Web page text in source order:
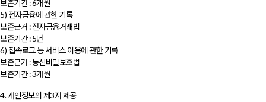
보존기간 : 6개월
5) 전자금융에 관한 기록
보존근거 : 전자금융거래법
보존기간 : 5년
6) 접속로그 등 서비스 이용에 관한 기록
보존근거 : 통신비밀보호법
보존기간 : 3개월
4. 개인정보의 제3자 제공